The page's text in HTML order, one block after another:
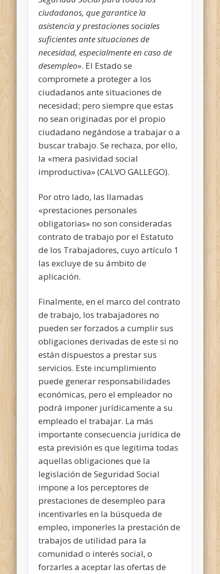
ciudadanos, que garantice la
asistencia y prestaciones sociales
suficientes ante situaciones de
necesidad, especialmente en caso de
desempleo». El Estado se
compromete a proteger a los
ciudadanos ante situaciones de
necesidad; pero siempre que estas
no sean originadas por el propio
ciudadano negándose a trabajar o a
buscar trabajo. Se rechaza, por ello,
la «mera pasividad social
improductiva» (CALVO GALLEGO).
Por otro lado, las llamadas
«prestaciones personales
obligatorias» no son consideradas
contrato de trabajo por el Estatuto
de los Trabajadores, cuyo artículo 1
las excluye de su ámbito de
aplicación.
Finalmente, en el marco del contrato
de trabajo, los trabajadores no
pueden ser forzados a cumplir sus
obligaciones derivadas de este si no
están dispuestos a prestar sus
servicios. Este incumplimiento
puede generar responsabilidades
económicas, pero el empleador no
podrá imponer jurídicamente a su
empleado el trabajar. La más
importante consecuencia jurídica de
esta previsión es que legitima todas
aquellas obligaciones que la
legislación de Seguridad Social
impone a los perceptores de
prestaciones de desempleo para
incentivarles en la búsqueda de
empleo, imponerles la prestación de
trabajos de utilidad para la
comunidad o interés social, o
forzarles a aceptar las ofertas de